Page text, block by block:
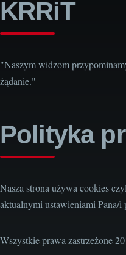
KRRiT
"Naszym widzom
żądanie."
Polityka
Nasza strona używa cookies
aktualnymi ustawieniami Pana/i
Wszystkie prawa zastrzeżone